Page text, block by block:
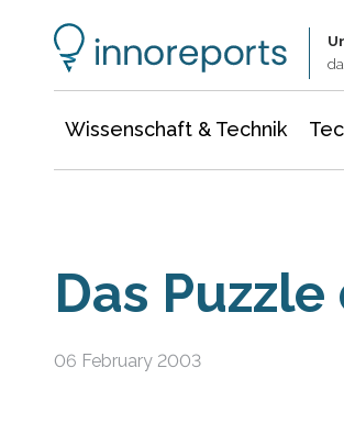
Wissenschaft & Technik
Das
06 February 2003